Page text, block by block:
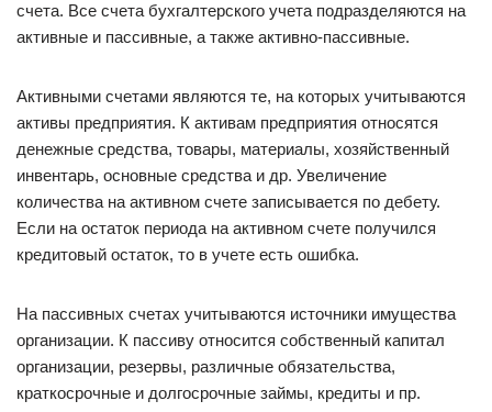
счета. Все счета бухгалтерского учета подразделяются на
активные и пассивные, а также активно-пассивные.
Активными счетами являются те, на которых учитываются
активы предприятия. К активам предприятия относятся
денежные средства, товары, материалы, хозяйственный
инвентарь, основные средства и др. Увеличение
количества на активном счете записывается по дебету.
Если на остаток периода на активном счете получился
кредитовый остаток, то в учете есть ошибка.
На пассивных счетах учитываются источники имущества
организации. К пассиву относится собственный капитал
организации, резервы, различные обязательства,
краткосрочные и долгосрочные займы, кредиты и пр.